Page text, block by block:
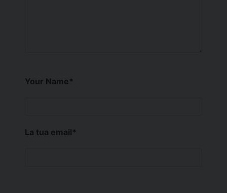
Your Name*
La tua email*